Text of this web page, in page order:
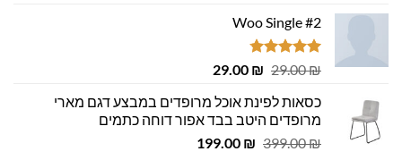
Woo Single #2
דורג4.75
29.00₪
המחיר
היה:
29.00 ₪.
29.00 ₪
המחיר
הוא:
29.00 ₪.
כסאות לפינת אוכל מרופדים במבצע דגם מארי
מרופדים היטב בבד אפור דוחה כתמים
399.00₪
המחיר
199.00 ₪
המחיר